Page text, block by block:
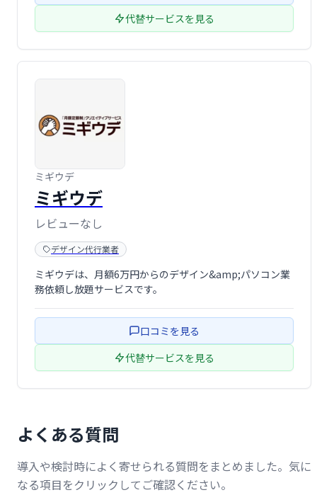
代替サービスを見る
ミギウデ
ミギウデ
レビューなし
デザイン代行業者
ミギウデは、月額6万円からのデザイン&amp;パソコン業
務依頼し放題サービスです。
口コミを見る
代替サービスを見る
よくある質問
導入や検討時によく寄せられる質問をまとめました。気に
なる項目をクリックしてご確認ください。